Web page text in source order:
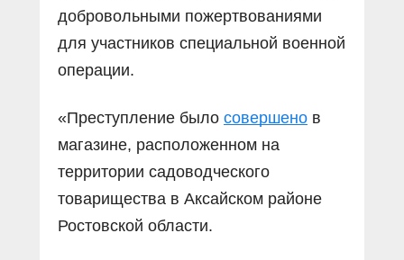
добровольными пожертвованиями
для участников специальной военной
операции.
«Преступление было совершено в
магазине, расположенном на
территории садоводческого
товарищества в Аксайском районе
Ростовской области.